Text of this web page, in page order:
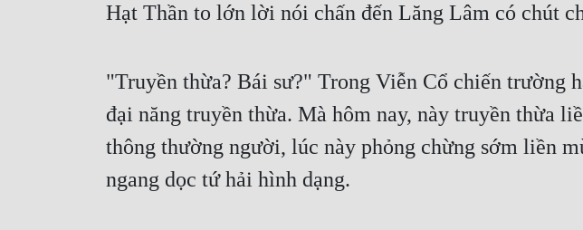
Hạt Thần to lớn lời nói chấn đến Lăng Lâm có chút
"Truyền thừa? Bái sư?" Trong Viễn Cổ chiến trường
đại năng truyền thừa. Mà hôm nay, này truyền thừa
thông thường người, lúc này phỏng chừng sớm liền
ngang dọc tứ hải hình dạng.